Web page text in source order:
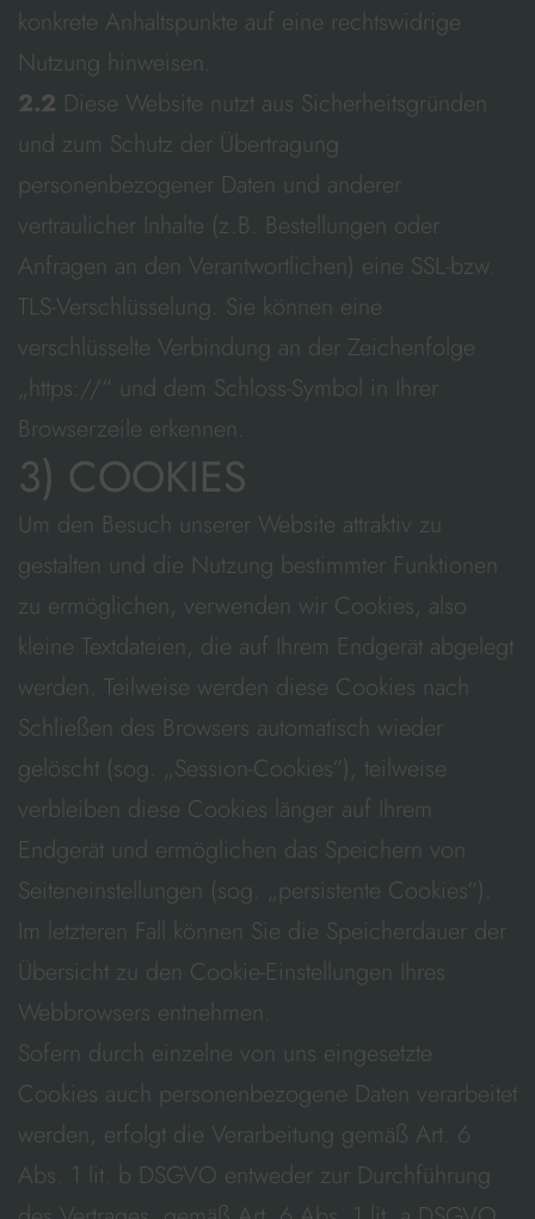
konkrete Anhaltspunkte auf eine rechtswidrige
Nutzung hinweisen.
2.2 Diese Website nutzt aus Sicherheitsgründen
und zum Schutz der Übertragung
personenbezogener Daten und anderer
vertraulicher Inhalte (z.B. Bestellungen oder
Anfragen an den Verantwortlichen) eine SSL-bzw.
TLS-Verschlüsselung. Sie können eine
verschlüsselte Verbindung an der Zeichenfolge
„https://“ und dem Schloss-Symbol in Ihrer
Browserzeile erkennen.
3) COOKIES
Um den Besuch unserer Website attraktiv zu
gestalten und die Nutzung bestimmter Funktionen
zu ermöglichen, verwenden wir Cookies, also
kleine Textdateien, die auf Ihrem Endgerät abgelegt
werden. Teilweise werden diese Cookies nach
Schließen des Browsers automatisch wieder
gelöscht (sog. „Session-Cookies“), teilweise
verbleiben diese Cookies länger auf Ihrem
Endgerät und ermöglichen das Speichern von
Seiteneinstellungen (sog. „persistente Cookies“).
Im letzteren Fall können Sie die Speicherdauer der
Übersicht zu den Cookie-Einstellungen Ihres
Webbrowsers entnehmen.
Sofern durch einzelne von uns eingesetzte
Cookies auch personenbezogene Daten verarbeitet
werden, erfolgt die Verarbeitung gemäß Art. 6
Abs. 1 lit. b DSGVO entweder zur Durchführung